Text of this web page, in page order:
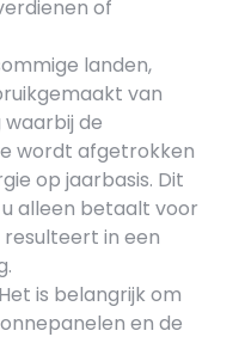
of
landen,
van
de
wordt afgetrokken
op jaarbasis. Dit
alleen betaalt voor
in een
is belangrijk om
en de